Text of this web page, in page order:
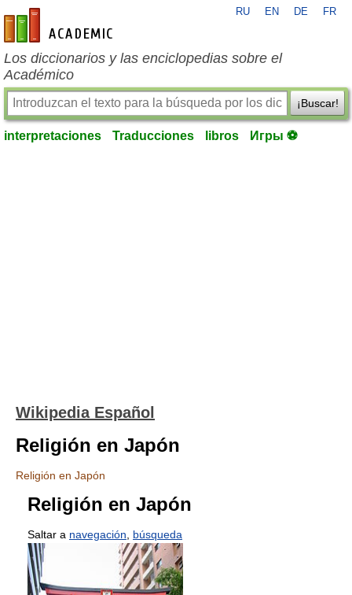
es-academic.com
RU EN DE FR
Los diccionarios y las enciclopedias sobre el
Académico
¡Buscar!
interpretaciones Traducciones libros Игры ⚽
Wikipedia Español
Religión en Japón
Religión en Japón
Religión en Japón
Saltar a navegación búsqueda